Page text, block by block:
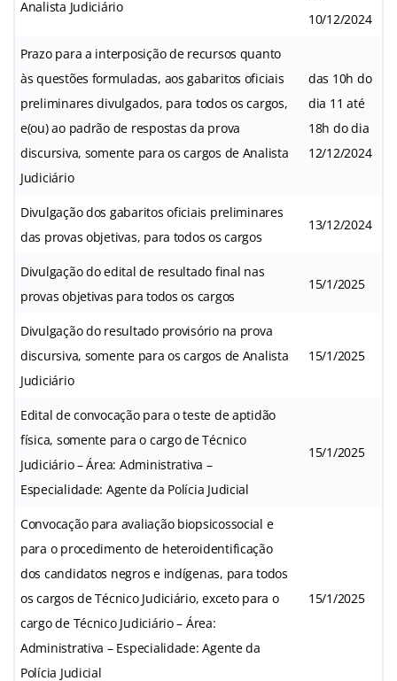
Analista Judiciário
10/12/2024
Prazo para a interposição de recursos quanto
às questões formuladas, aos gabaritos oficiais
preliminares divulgados, para todos os cargos,
e(ou) ao padrão de respostas da prova
discursiva, somente para os cargos de Analista
Judiciário
das 10h do
dia 11 até
18h do dia
12/12/2024
Divulgação dos gabaritos oficiais preliminares
das provas objetivas, para todos os cargos
13/12/2024
Divulgação do edital de resultado final nas
provas objetivas para todos os cargos
15/1/2025
Divulgação do resultado provisório na prova
discursiva, somente para os cargos de Analista
Judiciário
15/1/2025
Edital de convocação para o teste de aptidão
física, somente para o cargo de Técnico
Judiciário – Área: Administrativa –
Especialidade: Agente da Polícia Judicial
15/1/2025
Convocação para avaliação biopsicossocial e
para o procedimento de heteroidentificação
dos candidatos negros e indígenas, para todos
os cargos de Técnico Judiciário, exceto para o
cargo de Técnico Judiciário – Área:
Administrativa – Especialidade: Agente da
Polícia Judicial
15/1/2025